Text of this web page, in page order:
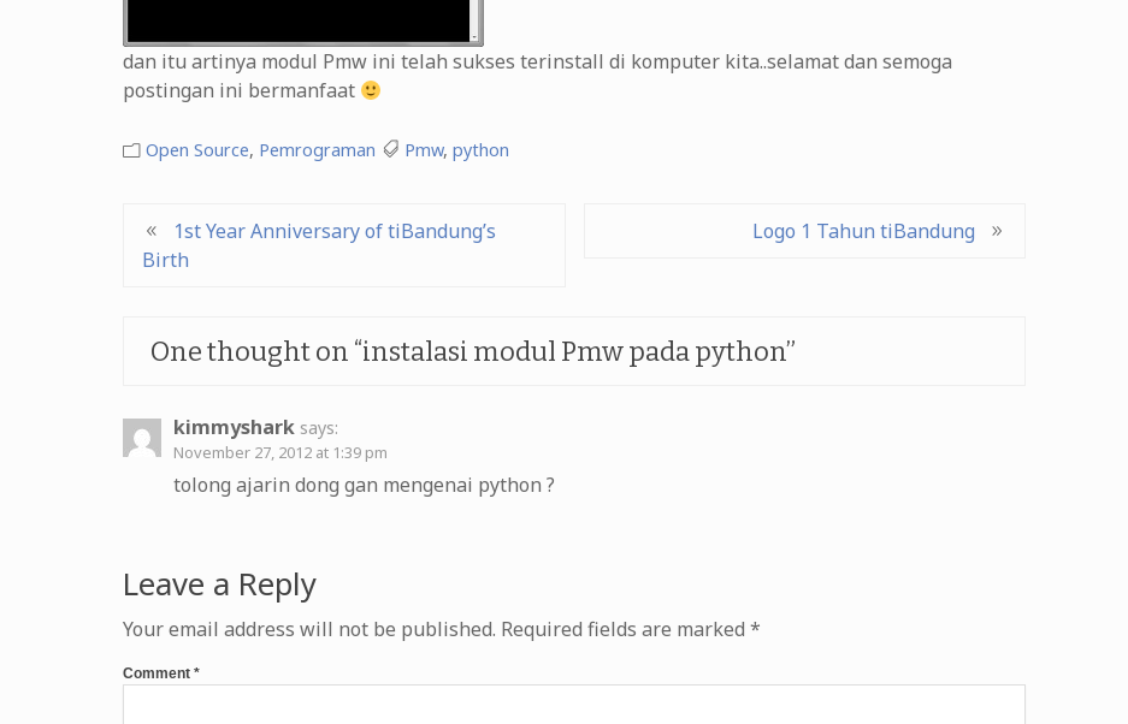
dan itu artinya modul Pmw ini telah sukses terinstall di komputer kita..selamat dan semoga
postingan ini bermanfaat
Open Source, Pemrograman Pmw, python
Post
navigation
1st Year Anniversary of tiBandung’s
Birth
Logo 1 Tahun tiBandung
One thought on “instalasi modul Pmw pada python”
kimmyshark says:
November 27, 2012 at 1:39 pm
tolong ajarin dong gan mengenai python ?
Leave a Reply
Your email address will not be published. Required fields are marked *
Comment *